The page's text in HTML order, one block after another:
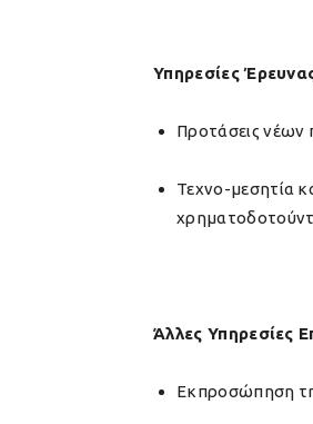
Υπηρεσίες
Προτάσεις νέων
Τεχνο-μεσητία
Άλλες Υπηρεσίες
Εκπροσώπηση